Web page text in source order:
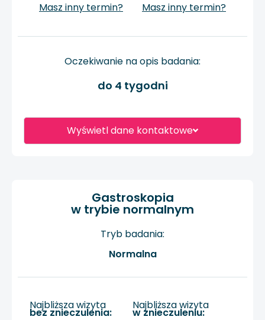
Wyświetl dane kontaktowe
Masz inny termin?
Masz inny termin?
Oczekiwanie na opis badania:
do 4 tygodni
Gastroskopia
w trybie normalnym
Tryb badania:
Normalna
Najbliższa wizyta
bez znieczulenia:
Najbliższa wizyta
w znieczuleniu: